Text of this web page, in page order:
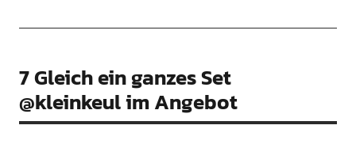
7 Gleich ein ganzes Set
@kleinkeul im Angebot